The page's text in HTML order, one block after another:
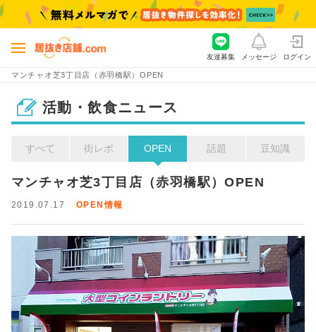
マンチャオ芝3丁目店（赤羽橋駅）OPEN
友達募集 メッセージ ログイン
活動・飲食ニュース
すべて 街レポ OPEN 話題 豆知識
マンチャオ芝3丁目店（赤羽橋駅）OPEN
2019.07.17 OPEN情報